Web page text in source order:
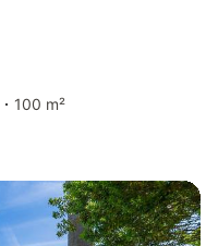
100 m²